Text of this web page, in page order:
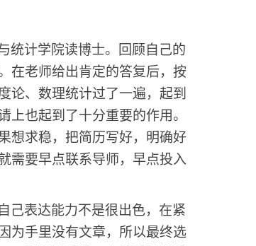
统计学院读博士。回顾自己的
在老师给出肯定的答复后，按
论、数理统计过了一遍，起到
也起到了十分重要的作用。
想求稳，把简历写好，明确好
需要早点联系导师，早点投入
己表达能力不是很出色，在紧
为手里没有文章，所以最终选